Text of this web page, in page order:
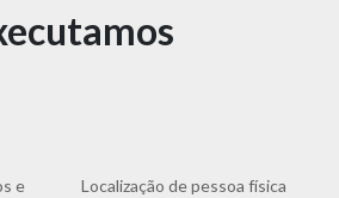
e
Localização de pessoa física